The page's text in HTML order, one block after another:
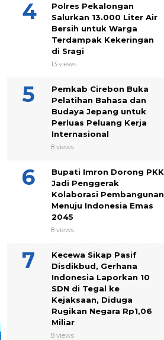
Polres Pekalongan
Salurkan 13.000 Liter Air
Bersih untuk Warga
Terdampak Kekeringan
di Sragi
13 views
Pemkab Cirebon Buka
Pelatihan Bahasa dan
Budaya Jepang untuk
Perluas Peluang Kerja
Internasional
8 views
Bupati Imron Dorong PKK
Jadi Penggerak
Kolaborasi Pembangunan
Menuju Indonesia Emas
2045
8 views
Kecewa Sikap Pasif
Disdikbud, Gerhana
Indonesia Laporkan 10
SDN di Tegal ke
Kejaksaan, Diduga
Rugikan Negara Rp1,06
Miliar
8 views